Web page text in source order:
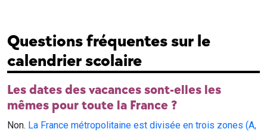
Questions fréquentes sur le
calendrier scolaire
Les dates des vacances sont-elles les
mêmes pour toute la France ?
Non. La France métropolitaine est divisée en trois zones (A,